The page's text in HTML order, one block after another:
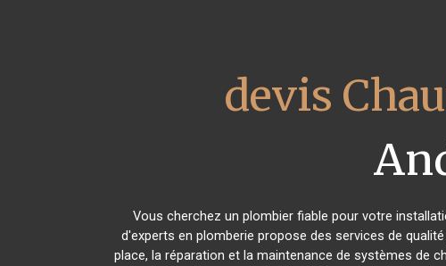
devis
Vous cherchez un plombier fiable pour votre
d'experts en plomberie propose des services de
place, la réparation et la maintenance de systèmes de